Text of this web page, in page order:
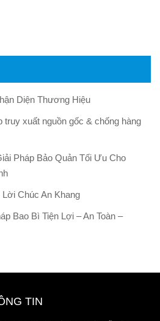
Diện Thương Hiệu
truy xuất nguồn gốc & chống hàng
Pháp Bảo Quản Tối Ưu Cho
Chúc An Khang
Bao Bì Tiện Lợi – An Toàn –
TIN